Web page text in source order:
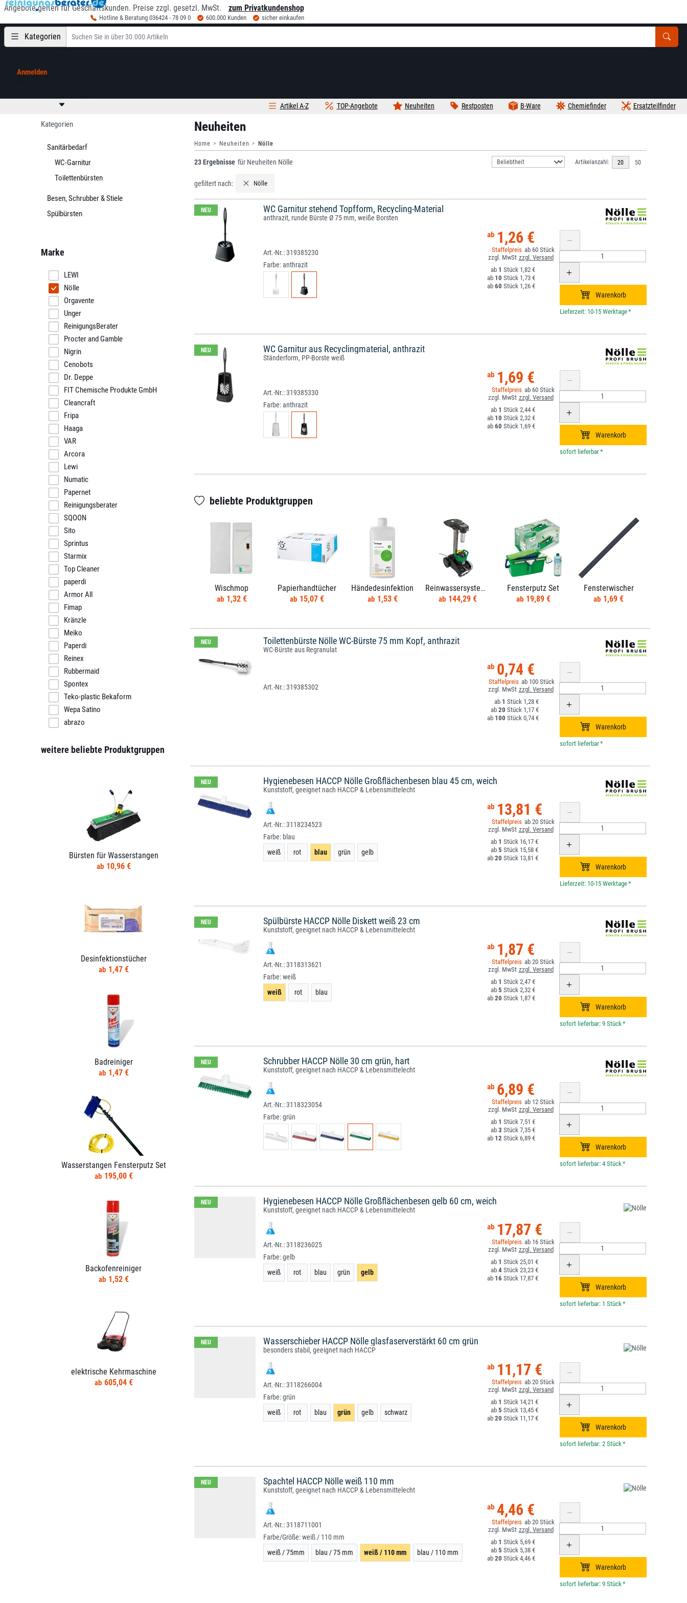
Angebote gelten für Geschäftskunden. Preise zzgl. gesetzl. MwSt. zum Privatkundenshop
Hotline & Beratung 036424 - 78 09 0 600.000 Kunden sicher einkaufen
Kategorien
Anmelden
Ersatzteilfinder
Chemiefinder
B-Ware
Restposten
Neuheiten
TOP-Angebote
Artikel A-Z
Kategorien
Sanitärbedarf
WC-Garnitur
Toilettenbürsten
Besen, Schrubber & Stiele
Spülbürsten
Marke
LEWI
Nölle
Orgavente
Unger
ReinigungsBerater
Procter and Gamble
Nigrin
Cenobots
Dr. Deppe
FIT Chemische Produkte GmbH
Cleancraft
Fripa
Haaga
VAR
Arcora
Lewi
Numatic
Papernet
Reinigungsberater
SQOON
Sito
Sprintus
Starmix
Top Cleaner
paperdi
Armor All
Fimap
Kränzle
Meiko
Paperdi
Reinex
Rubbermaid
Spontex
Teko-plastic Bekaform
Wepa Satino
abrazo
weitere beliebte Produktgruppen
Bürsten für Wasserstangen
10,96 €
Desinfektionstücher
1,47 €
Badreiniger
1,47 €
Wasserstangen Fensterputz Set
195,00 €
Backofenreiniger
1,52 €
elektrische Kehrmaschine
605,04 €
Neuheiten
Home Neuheiten Nölle
23 Ergebnisse für Neuheiten Nölle Artikelanzahl: 20 50
gefiltert nach: Nölle
NEU WC Garnitur stehend Topfform, Recycling-Material
anthrazit, runde Bürste Ø 75 mm, weiße Borsten
319385230
Farbe:anthrazit
1,26 €
60
1
1,82 €
10
1,73 €
60
1,26 €
*
NEU WC Garnitur aus Recyclingmaterial, anthrazit
Ständerform, PP-Borste weiß
319385330
Farbe:anthrazit
1,69 €
60
1
2,44 €
10
2,32 €
60
1,69 €
*
beliebte Produktgruppen
Wischmop
1,32 €
Papierhandtücher
15,07 €
Händedesinfektion
1,53 €
Reinwassersysteme
144,29 €
Fensterputz Set
19,89 €
Fensterwischer
1,69 €
NEU Toilettenbürste Nölle WC-Bürste 75 mm Kopf, anthrazit
WC-Bürste aus Regranulat
319385302
0,74 €
100
1
1,28 €
20
1,17 €
100
0,74 €
*
NEU Hygienebesen HACCP Nölle Großflächenbesen blau 45 cm, weich
Kunststoff, geeignet nach HACCP & Lebensmittelecht
3118234523
Farbe: blau
weiß
rot blau grün gelb
13,81 €
20
1
16,17 €
5
15,58 €
20
13,81 €
*
NEU Spülbürste HACCP Nölle Diskett weiß 23 cm
Kunststoff, geeignet nach HACCP & Lebensmittelecht
3118313621
Farbe:weiß
weiß
rot blau
1,87 €
20
1
2,47 €
5
2,32 €
20
1,87 €
*
NEU Schrubber HACCP Nölle 30 cm grün, hart
Kunststoff, geeignet nach HACCP & Lebensmittelecht
3118323054
Farbe:grün
6,89 €
12
1
7,51 €
3
7,35 €
12
6,89 €
*
NEU Hygienebesen HACCP Nölle Großflächenbesen gelb 60 cm, weich
Kunststoff, geeignet nach HACCP & Lebensmittelecht
3118236025
Farbe:gelb
weiß
rot blau grün gelb
17,87 €
16
1
25,01 €
4
23,23 €
16
17,87 €
*
NEU Wasserschieber HACCP Nölle glasfaserverstärkt 60 cm grün
besonders stabil, geeignet nach HACCP
3118266004
Farbe:grün
weiß
rot blau grün gelb schwarz
11,17 €
20
1
14,21 €
5
13,45 €
20
11,17 €
*
NEU Spachtel HACCP Nölle weiß 110 mm
Kunststoff, geeignet nach HACCP & Lebensmittelecht
3118711001
Farbe/Größe:weiß / 110 mm
weiß / 75mm
blau / 75 mm weiß / 110 mm blau / 110 mm
4,46 €
20
1
5,69 €
5
5,38 €
20
4,46 €
*